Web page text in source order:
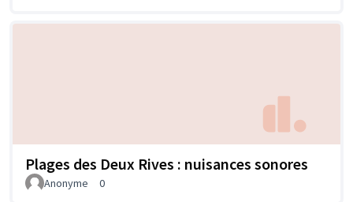
Plages des Deux Rives : nuisances sonores
Anonyme 0